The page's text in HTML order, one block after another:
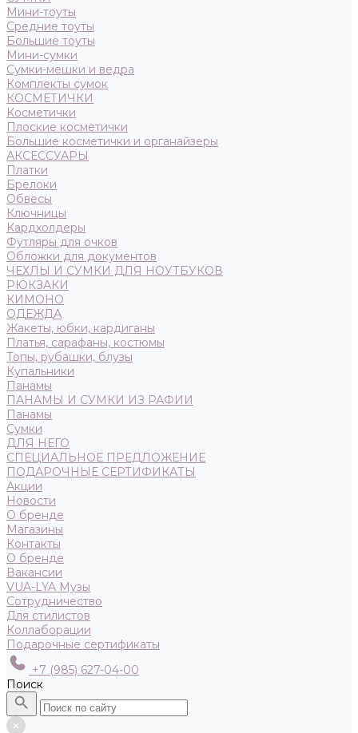
Мини-тоуты
Средние тоуты
Большие тоуты
Мини-сумки
Сумки-мешки и ведра
Комплекты сумок
КОСМЕТИЧКИ
Косметички
Плоские косметички
Большие косметички и органайзеры
АКСЕССУАРЫ
Платки
Брелоки
Обвесы
Ключницы
Кардхолдеры
Футляры для очков
Обложки для документов
ЧЕХЛЫ И СУМКИ ДЛЯ НОУТБУКОВ
РЮКЗАКИ
КИМОНО
ОДЕЖДА
Жакеты, юбки, кардиганы
Платья, сарафаны, костюмы
Топы, рубашки, блузы
Купальники
Панамы
ПАНАМЫ И СУМКИ ИЗ РАФИИ
Панамы
Сумки
ДЛЯ НЕГО
СПЕЦИАЛЬНОЕ ПРЕДЛОЖЕНИЕ
ПОДАРОЧНЫЕ СЕРТИФИКАТЫ
Акции
Новости
О бренде
Магазины
Контакты
О бренде
Вакансии
VUA-LYA Музы
Сотрудничество
Для стилистов
Коллаборации
Подарочные сертификаты
+7 (985) 627-04-00
Поиск